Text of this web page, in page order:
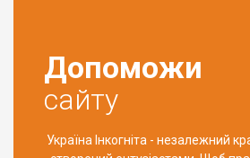
Допоможи
сайту
Україна Інкогніта - незалежний